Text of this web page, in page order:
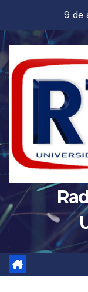
contenido
9 de